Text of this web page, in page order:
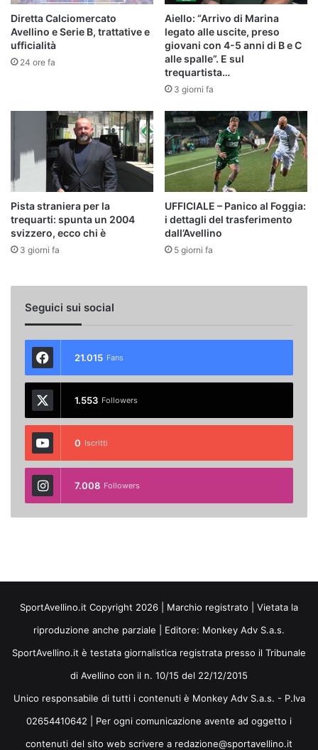
Diretta Calciomercato
Avellino e Serie B, trattative e
ufficialità
24 ore fa
Aiello: “Arrivo di Marina
legato alle uscite, preso
giovani con 4-5 anni di B e C
alle spalle”. E sul
trequartista…
3 giorni fa
Pista straniera per la
trequarti: spunta un 2004
svizzero, ecco chi è
3 giorni fa
UFFICIALE – Panico al Foggia:
i dettagli del trasferimento
dall’Avellino
5 giorni fa
Seguici sui social
21.015 Fans
1.553 Followers
0 Iscritti
7.008 Followers
SportAvellino.it Copyright 2026 | Marchio registrato | Vietata la
riproduzione anche parziale | Editore: Monkey Adv S.a.s.
SportAvellino.it è testata giornalistica registrata presso il Tribunale
di Avellino con il n. 10/15 del 22/12/2015
Unico responsabile di tutti i contenuti è Monkey Adv S.a.s. - P.Iva
02654410642 | Per ogni comunicazione avente ad oggetto i
contenuti del sito web scrivere a redazione@sportavellino.it